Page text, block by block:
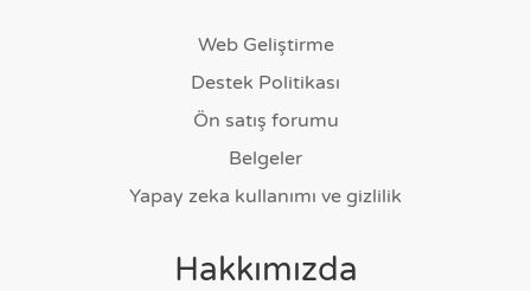
Web Geliştirme
Destek Politikası
Ön satış forumu
Belgeler
Yapay zeka kullanımı ve gizlilik
Hakkımızda